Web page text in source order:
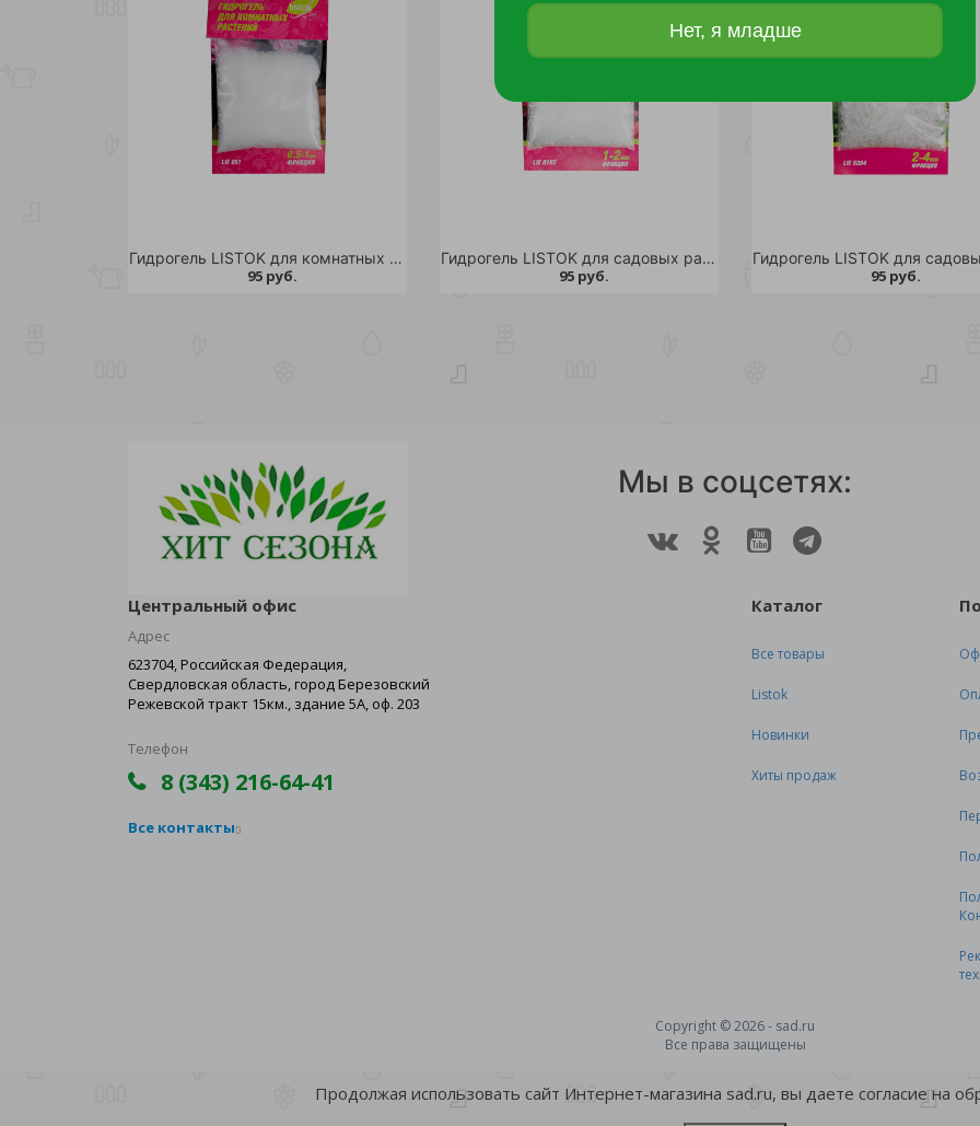
Нет, я младше
Гидрогель LISTOK для комнатных растений 50гр /1/5/160
95 руб.
Гидрогель LISTOK для садовых растений и кустарников 50гр /1/5/160
95 руб. 95 руб.
Мы в соцсетях:
Центральный офис
Адрес
623704, Российская Федерация,
Свердловская область, город Березовский
Режевской тракт 15км., здание 5А, оф. 203
Телефон
8 (343) 216-64-41
Все контакты
Каталог
Все товары
Listok
Новинки
Хиты продаж
Copyright © 2026 - sad.ru
Все права защищены
Продолжая использовать сайт Интернет-магазина sad.ru, вы даете согласие на